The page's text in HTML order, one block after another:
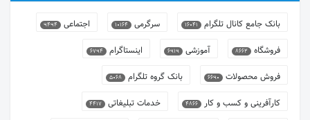
بانک جامع کانال تلگرام 16041 سرگرمی 10164 اجتماعی 9494
فروشگاه 8662 آموزشی 6919 اینستاگرام 6794
فروش محصولات 6690 بانک گروه تلگرام 5068
کارآفرینی و کسب و کار 4866 خدمات تبلیغاتی 4417